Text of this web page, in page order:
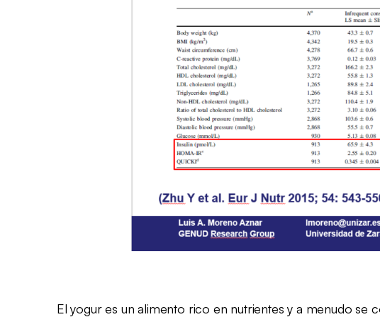
El yogur es un alimento rico en nutrientes y a menudo se